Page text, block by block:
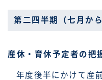
第二四半期（七月から
産休・育休予定者の把
年度後半にかけて産